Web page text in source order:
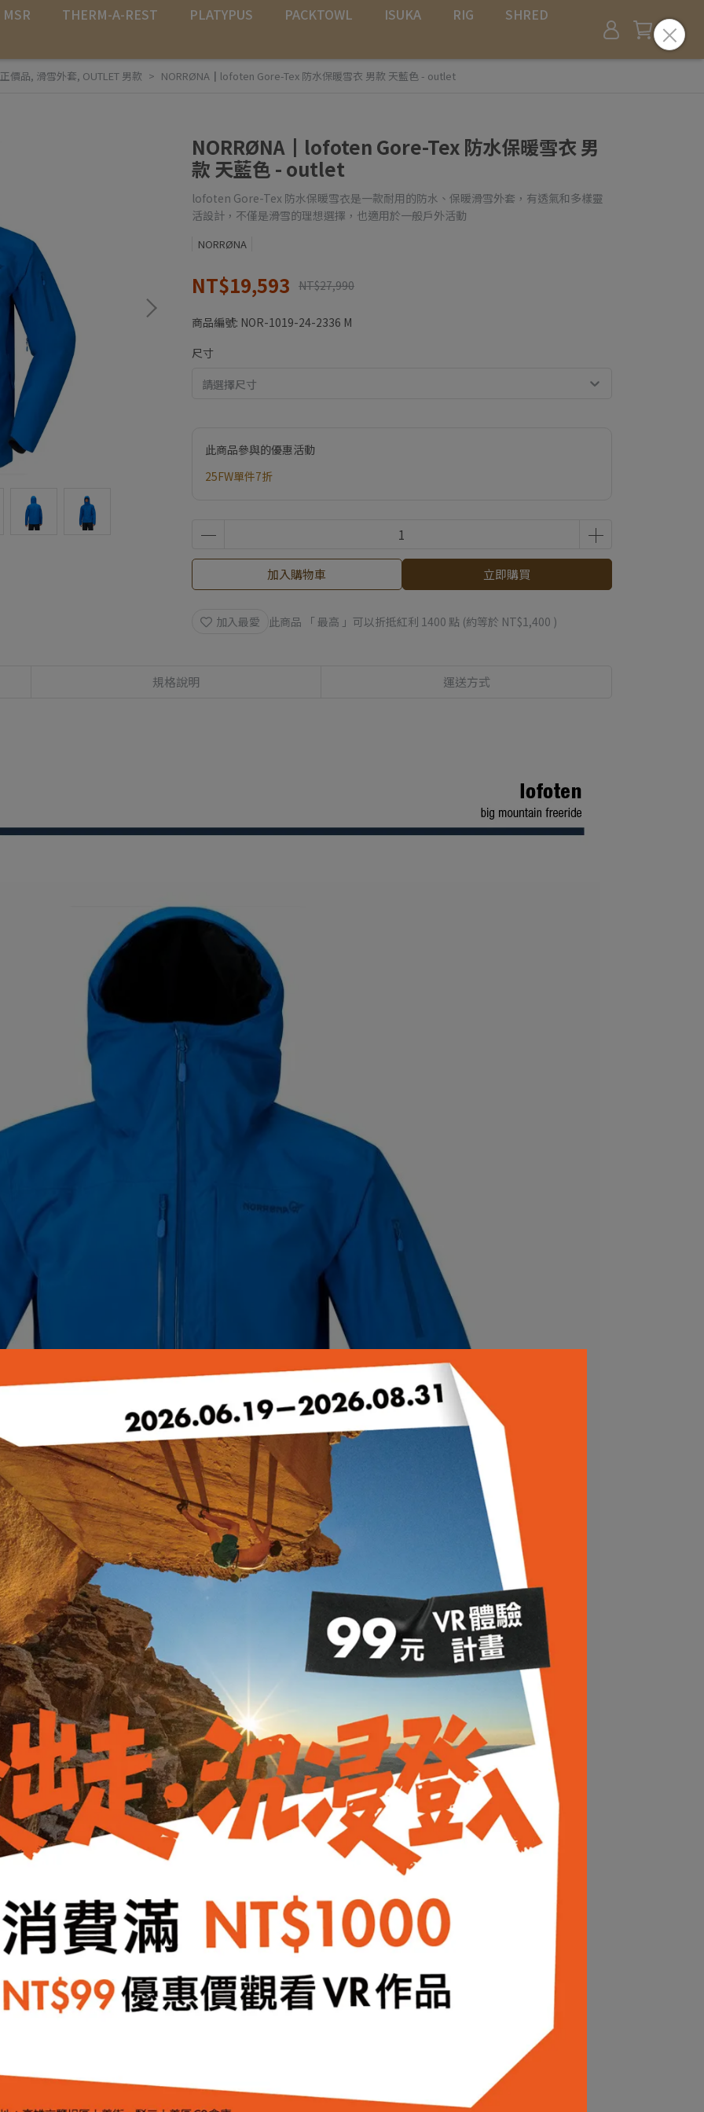
MSR THERM-A-REST PLATYPUS PACKTOWL ISUKA RIG SHRED
價品, 滑雪外套, OUTLET 男款 NORRØNA┃lofoten Gore-Tex 防水保暖雪衣 男款 天藍色 - outlet
NORRØNA┃lofoten Gore-Tex 防水保暖雪衣 男
款 天藍色 - outlet
lofoten Gore-Tex 防水保暖雪衣是一款耐用的防水、保暖滑雪外套，有透氣和多樣靈
活設計，不僅是滑雪的理想選擇，也適用於一般戶外活動
NORRØNA
NT$19,593 NT$27,990
商品編號: NOR-1019-24-2336 M
尺寸
此商品參與的優惠活動
25FW單件7折
加入購物車 立即購買
加入最愛 此商品 「 最高 」可以折抵紅利 1400 點 (約等於 NT$1,400 )
規格說明 運送方式
但依然強韌耐用，適合追求輕量化與靈活性的戶外活動
環保，減少對環境的影響
適，適合多變的戶外環境
，幫助身體維持溫度，減少熱能流失
不占空間，攜帶方便
，因此即使在潮濕環境中，也能保持乾爽
供通風與散熱效果，有效調節體溫
袋及胸前內袋、內部網袋、兩個暖手口袋，內側口袋附有護目鏡及太陽眼鏡擦拭布